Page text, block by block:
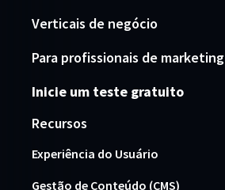
Verticais de negócio
Para profissionais de marketing
Inicie um teste gratuito
Recursos
Experiência do Usuário
Gestão de Conteúdo (CMS)